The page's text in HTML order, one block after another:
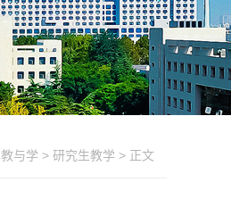
教与学 > 研究生教学 > 正文